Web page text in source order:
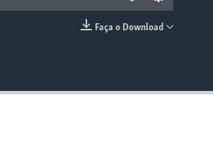
Faça o Download